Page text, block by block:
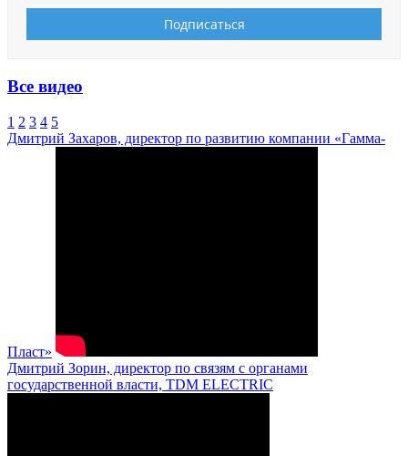
Все видео
1 2 3 4 5
Дмитрий Захаров, директор по развитию компании «Гамма-
Пласт»
Дмитрий Зорин, директор по связям с органами
государственной власти, TDM ELECTRIC